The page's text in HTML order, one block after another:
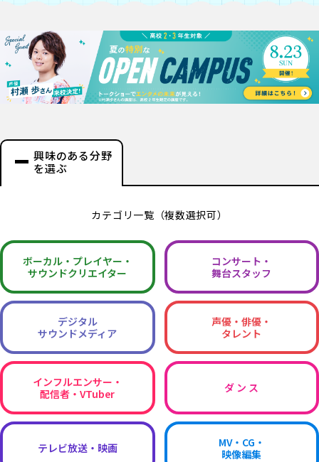
興味のある分野
を選ぶ
カテゴリ一覧（複数選択可）
ボーカル・ プレイヤー・
サウンドクリエイター
コンサート・
舞台スタッフ
デジタル
サウンドメディア
声優・俳優・
タレント
インフルエンサー・
配信者・VTuber
ダ ン ス
テレビ放送・映画
MV・CG・
映像編集